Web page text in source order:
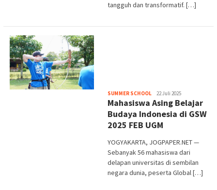
tangguh dan transformatif. […]
SUMMER SCHOOLHeri
Purwata
22 Juli 2025
Mahasiswa Asing Belajar
Budaya Indonesia di GSW
2025 FEB UGM
YOGYAKARTA, JOGPAPER.NET —
Sebanyak 56 mahasiswa dari
delapan universitas di sembilan
negara dunia, peserta Global […]